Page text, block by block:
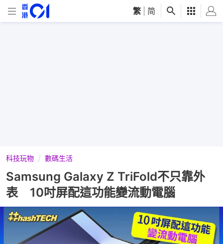
繁 简
科技玩物 數碼生活
Samsung Galaxy Z TriFold不只靠外
表 10吋屏配這功能變流動電腦